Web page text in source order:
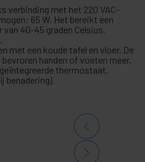
verbinding met het 220 VAC-
65 W. Het bereikt een
40-45 graden Celsius,
met een koude tafel en vloer. De
handen of voeten meer.
thermostaat.
benadering).